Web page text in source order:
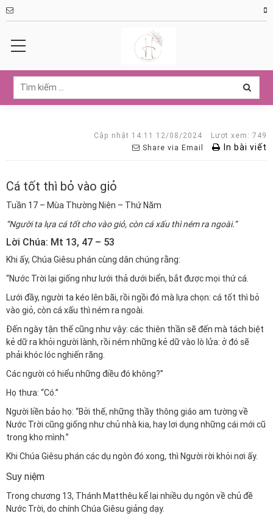
Cập nhật 14:11 12/08/2024
Lượt xem: 749
Share via Email
In bài viết
Cá tốt thì bỏ vào giỏ
Tuần 17 – Mùa Thường Niên – Thứ Năm
“Người ta lựa cá tốt cho vào giỏ, còn cá xấu thì ném ra ngoài.”
Lời Chúa: Mt 13, 47 – 53
Khi ấy, Chúa Giêsu phán cùng dân chúng rằng:
“Nước Trời lại giống như lưới thả dưới biển, bắt được mọi thứ cá.
Lưới đầy, người ta kéo lên bãi, rồi ngồi đó mà lựa chọn: cá tốt thì bỏ
vào giỏ, còn cá xấu thì ném ra ngoài.
Đến ngày tận thế cũng như vậy: các thiên thần sẽ đến mà tách biệt
kẻ dữ ra khỏi người lành, rồi ném những kẻ dữ vào lò lửa: ở đó sẽ
phải khóc lóc nghiến răng.
Các người có hiểu những điều đó không?”
Họ thưa: “Có.”
Người liền bảo họ: “Bởi thế, những thầy thông giáo am tường về
Nước Trời cũng giống như chủ nhà kia, hay lơi dụng những cái mới cũ
trong kho mình.”
Khi Chúa Giêsu phán các dụ ngôn đó xong, thì Người rời khỏi nơi ấy.
Suy niệm
Trong chương 13, Thánh Matthêu kể lại nhiều dụ ngôn về chủ đề
Nước Trời, do chính Chúa Giêsu giảng dạy.